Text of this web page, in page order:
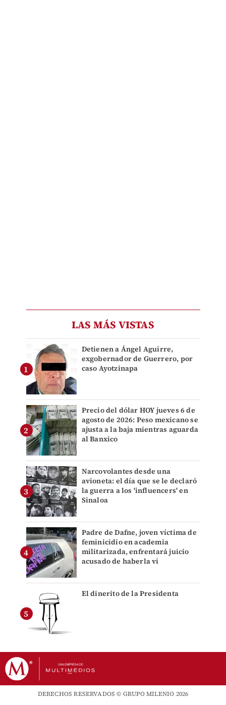
LAS MÁS VISTAS
Detienen a Ángel Aguirre,
exgobernador de Guerrero, por
caso Ayotzinapa
Precio del dólar HOY jueves 6 de
agosto de 2026: Peso mexicano se
ajusta a la baja mientras aguarda
al Banxico
Narcovolantes desde una
avioneta: el día que se le declaró
la guerra a los 'influencers' en
Sinaloa
Padre de Dafne, joven víctima de
feminicidio en academia
militarizada, enfrentará juicio
acusado de haberla vi
El dinerito de la Presidenta
DERECHOS RESERVADOS © GRUPO MILENIO 2026